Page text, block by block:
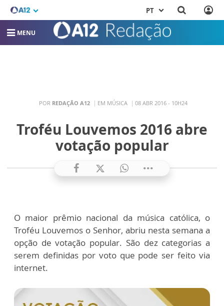
PT
MENU
POR REDAÇÃO A12 EM MÚSICA 08 ABR 2016 - 10H24
Troféu Louvemos 2016 abre
votação popular
O maior prêmio nacional da música católica, o
Troféu Louvemos o Senhor, abriu nesta semana a
opção de votação popular. São dez categorias a
serem definidas por voto que pode ser feito via
internet.